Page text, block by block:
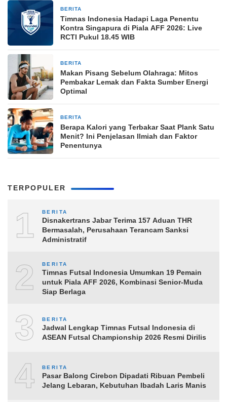
BERITA
Timnas Indonesia Hadapi Laga Penentu
Kontra Singapura di Piala AFF 2026: Live
RCTI Pukul 18.45 WIB
BERITA
Makan Pisang Sebelum Olahraga: Mitos
Pembakar Lemak dan Fakta Sumber Energi
Optimal
BERITA
Berapa Kalori yang Terbakar Saat Plank Satu
Menit? Ini Penjelasan Ilmiah dan Faktor
Penentunya
TERPOPULER
1 BERITA
Disnakertrans Jabar Terima 157 Aduan THR
Bermasalah, Perusahaan Terancam Sanksi
Administratif
2 BERITA
Timnas Futsal Indonesia Umumkan 19 Pemain
untuk Piala AFF 2026, Kombinasi Senior-Muda
Siap Berlaga
3 BERITA
Jadwal Lengkap Timnas Futsal Indonesia di
ASEAN Futsal Championship 2026 Resmi Dirilis
4 BERITA
Pasar Balong Cirebon Dipadati Ribuan Pembeli
Jelang Lebaran, Kebutuhan Ibadah Laris Manis